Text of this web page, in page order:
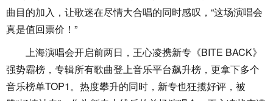
曲目的加入，让歌迷在尽情大合唱的同时感叹，“这场演唱会
真是值回票价！”
上海演唱会开启前两日，王心凌携新专《BITE BACK》
强势霸榜，专辑所有歌曲登上音乐平台飙升榜，更拿下多个
音乐榜单TOP1。热度攀升的同时，新专也狂揽好评，被